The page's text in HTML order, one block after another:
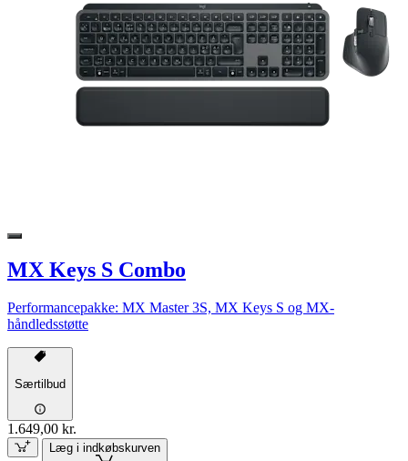
MX Keys S Combo
Performancepakke: MX Master 3S, MX Keys S og MX-
håndledsstøtte
Særtilbud
1.649,00 kr.
Læg i indkøbskurven